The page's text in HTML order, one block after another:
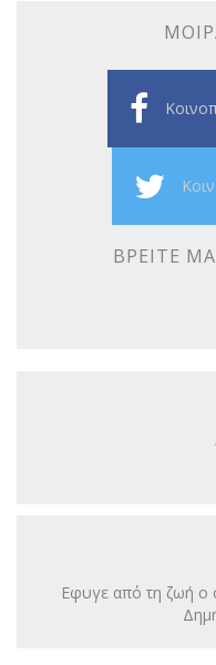
ΒΡΕΊΤΕ
Εφυγε από τη ζωή ο